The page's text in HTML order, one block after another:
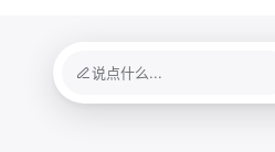
说点什么...